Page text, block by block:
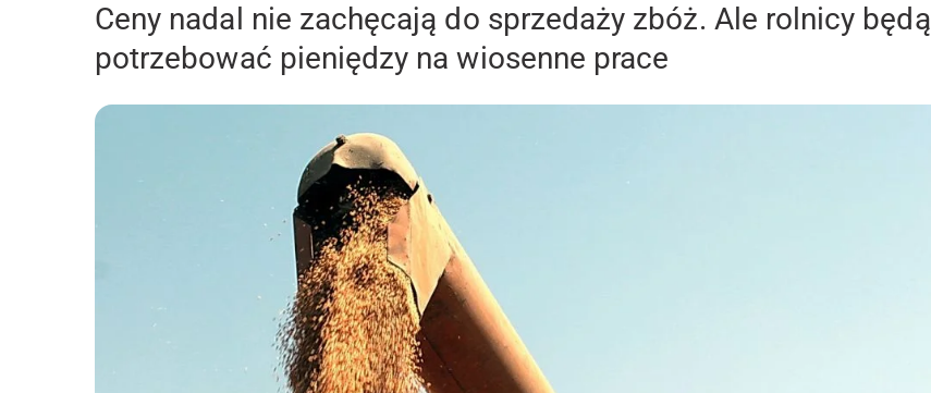
Ceny nadal nie zachęcają do sprzedaży zbóż. Ale rolnicy będą
potrzebować pieniędzy na wiosenne prace